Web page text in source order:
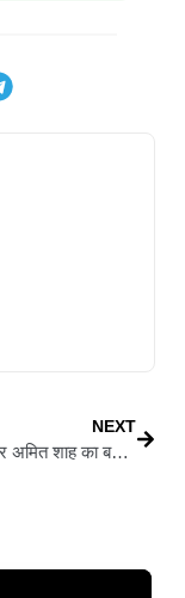
NEXT
हेमंत सोरेन पर अमित शाह का बदला रुख, विपक्ष के लिए नई चुनौती या रणनीति?